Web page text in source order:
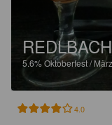
5.6%Oktoberfest /
4.0